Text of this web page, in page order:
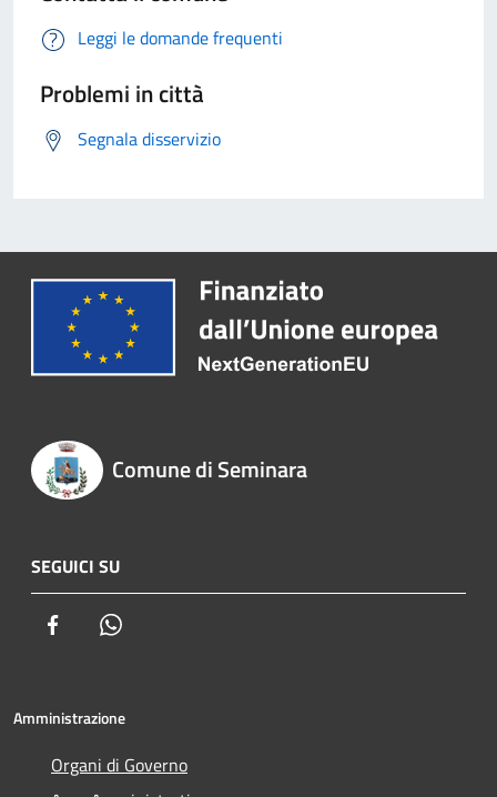
Leggi le domande frequenti
Problemi in città
Segnala disservizio
Comune di Seminara
SEGUICI SU
Facebook
Amministrazione
Organi di Governo